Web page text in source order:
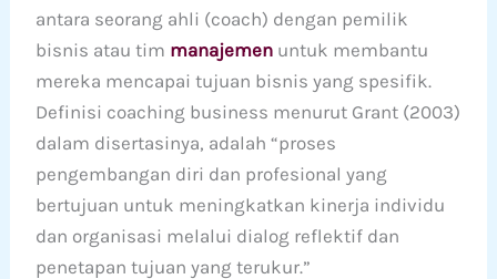
antara seorang ahli (coach) dengan pemilik
bisnis atau tim manajemenuntuk membantu
mereka mencapai tujuan bisnis yang spesifik.
Definisi coaching business menurut Grant (2003)
dalam disertasinya, adalah “proses
pengembangan diri dan profesional yang
bertujuan untuk meningkatkan kinerja individu
dan organisasi melalui dialog reflektif dan
penetapan tujuan yang terukur.”